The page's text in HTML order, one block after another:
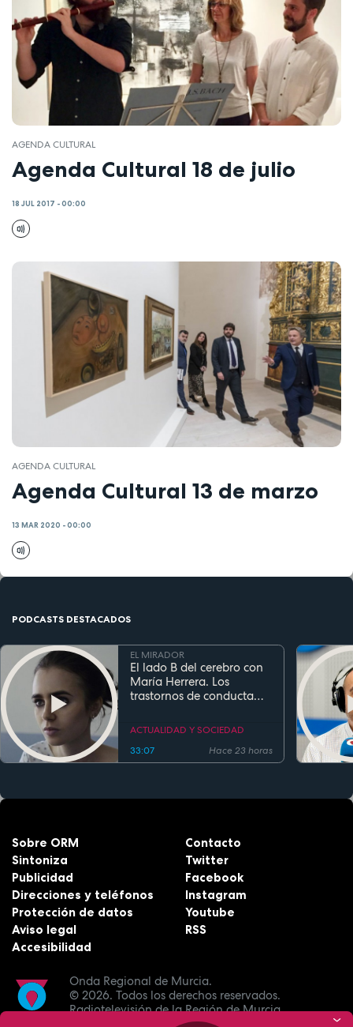
AGENDA CULTURAL
Agenda Cultural 18 de julio
18 JUL 2017 - 00:00
AGENDA CULTURAL
Agenda Cultural 13 de marzo
13 MAR 2020 - 00:00
PODCASTS DESTACADOS
EL MIRADOR
El lado B del cerebro con
María Herrera. Los
trastornos de conducta
ACTUALIDAD Y SOCIEDAD
33:07
Hace 23 horas
Onda Regional de Murcia.
© 2026. Todos los derechos reservados.
Radiotelevisión de la Región de Murcia.
Sobre ORM
Sintoniza
Publicidad
Direcciones y teléfonos
Protección de datos
Aviso legal
Accesibilidad
Contacto
Twitter
Facebook
Instagram
Youtube
RSS